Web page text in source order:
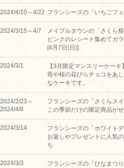
2024/4/10～4/22 フランシーズの「いちごフ
2024/3/15～4/7
メイプルタウンの「さくら祭
ピンクのレシート集めてガ
[4月7日(日)]
2024/3/1
【3月限定マンスリーケーキ
苺や桜の花びらチョコをあ
なケーキです。
2024/2/23～
2024/4/8
フランシーズの「さくらスイ
この季節だけの限定商品が
2024/3/14
フランシーズの「ホワイトデ
お返しやプレゼントに人気
ち
2024/3/3
フランシーズの「ひなまつ